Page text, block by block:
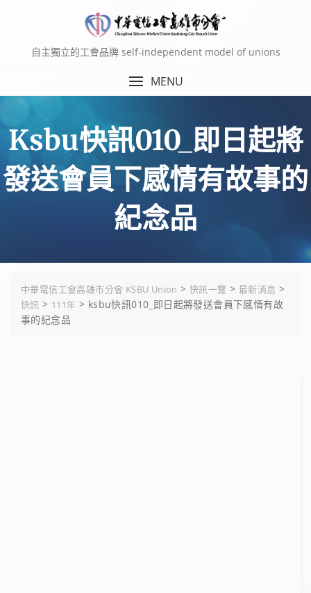
自主獨立的工會品牌 self-independent model of unions
MENU
Ksbu快訊010_即日起將
發送會員下感情有故事的
紀念品
中華電信工會高雄市分會 KSBU Union >快訊一覽 > 最新消息 >
快訊 > 111年 > ksbu快訊010_即日起將發送會員下感情有故
事的紀念品